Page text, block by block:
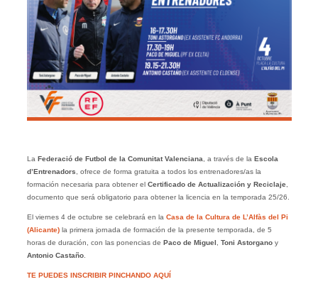
LaFederació de Futbol de la Comunitat Valenciana, a través de la Escola
d’Entrenadors, ofrece de forma gratuita a todos los entrenadores/as la
formación necesaria para obtener el Certificado de Actualización y Reciclaje,
documento que será obligatorio para obtener la licencia en la temporada 25/26.
El viernes 4 de octubre se celebrará en la Casa de la Cultura de L’Alfàs del Pi
(Alicante)la primera jornada de formación de la presente temporada, de 5
horas de duración, con las ponencias de Paco de Miguel, Toni Astorganoy
Antonio Castaño.
TE PUEDES INSCRIBIR PINCHANDO AQUÍ